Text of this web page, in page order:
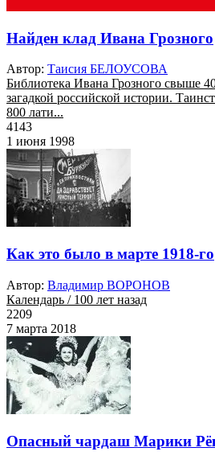
Найден клад Ивана Грозного
Автор: Таисия БЕЛОУСОВА
Библиотека Ивана Грозного свыше
загадкой российской истории.
800 лати...
4143
1 июня 1998
Как это было в марте 1918-го
Автор: Владимир ВОРОНОВ
Календарь / 100 лет назад
2209
7 марта 2018
Опасный чардаш Марики